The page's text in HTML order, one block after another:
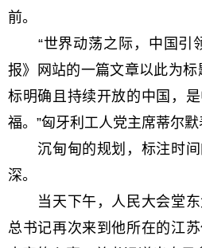
前。
“世界动荡之际，中国引
报》网站的一篇文章以此为标
标明确且持续开放的中国，
福。”匈牙利工人党主席蒂尔默
沉甸甸的规划，标注时间
深。
当天下午，人民大会堂东
总书记再次来到他所在的江